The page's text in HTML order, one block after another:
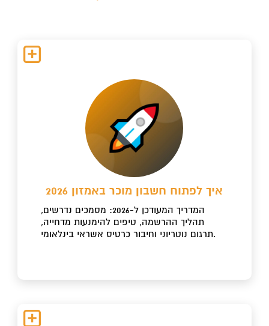
איך לפתוח חשבון מוכר באמזון 2026
המדריך המעודכן ל-2026: מסמכים נדרשים,
תהליך ההרשמה, טיפים להימנעות מדחייה,
תרגום נוטריוני וחיבור כרטיס אשראי בינלאומי.